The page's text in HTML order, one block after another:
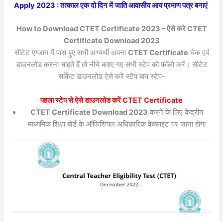
Apply 2023 : तत्काल एक दो दिन में जाति आवासीय आय प्रमाण पत्र बनाएं
How to Download CTET Certificate 2023 – ऐसे करे CTET
Certificate Download 2023
सीटेट एग्जाम में पास हुए सभी अभ्यर्थी अपनाCTET Certificate चेक एवं
डाउनलोड करना चाहते हैं तो नीचे बताए गए सभी स्टेप को फॉलो करें। सीटेट
सर्किट डाउनलोड ऐसे करें स्टेप बाय स्टेप-
पहला स्टेप से ऐसे डाउनलोड करें CTET Certificate
CTET Certificate Download 2023 करने के लिए केंद्रीय
माध्यमिक शिक्षा बोर्ड के ऑफिशियल अधिकारिक वेबसाइट पर जाना होगा